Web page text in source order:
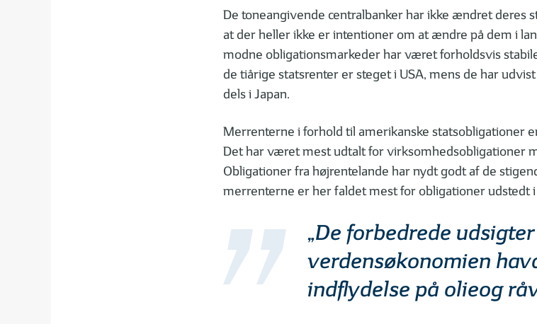
De toneangivende centralbanker har ikke ændret deres
at der heller ikke er intentioner om at ændre på dem i
modne obligationsmarkeder har været forholdsvis
de tiårige statsrenter er steget i USA, mens de har
dels i Japan.
Merrenterne i forhold til amerikanske statsobligationer
Det har været mest udtalt for virksomhedsobligationer
Obligationer fra højrentelande har nydt godt af de
merrenterne er her faldet mest for obligationer udstedt i
„De forbedrede
verdensøkonomien
indflydelse på olieog